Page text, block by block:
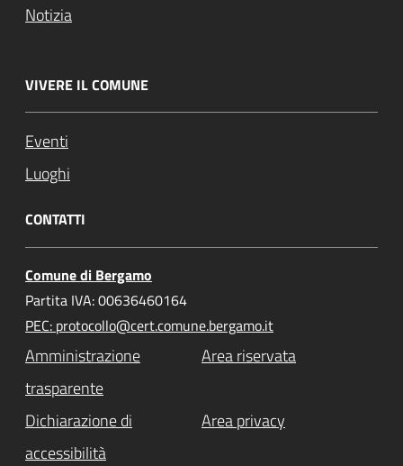
Notizia
VIVERE IL COMUNE
Eventi
Luoghi
CONTATTI
Comune di Bergamo
Partita IVA: 00636460164
PEC: protocollo@cert.comune.bergamo.it
Amministrazione
trasparente
Area riservata
Dichiarazione di
accessibilità
Area privacy